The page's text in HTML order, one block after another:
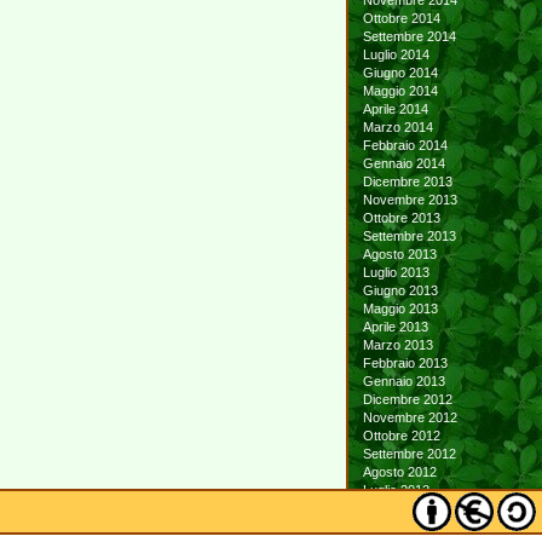
Ottobre 2014
Settembre 2014
Luglio 2014
Giugno 2014
Maggio 2014
Aprile 2014
Marzo 2014
Febbraio 2014
Gennaio 2014
Dicembre 2013
Novembre 2013
Ottobre 2013
Settembre 2013
Agosto 2013
Luglio 2013
Giugno 2013
Maggio 2013
Aprile 2013
Marzo 2013
Febbraio 2013
Gennaio 2013
Dicembre 2012
Novembre 2012
Ottobre 2012
Settembre 2012
Agosto 2012
Luglio 2012
Giugno 2012
Maggio 2012